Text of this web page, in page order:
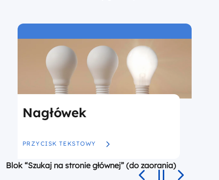
Nagłówek
PRZYCISK TEKSTOWY
Blok “Szukaj na stronie głównej” (do zaorania)